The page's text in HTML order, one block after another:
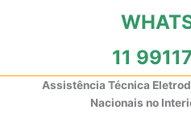
11
Assistência Técnica
Nacionais no